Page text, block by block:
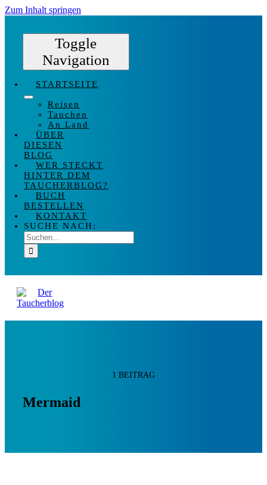
Zum Inhalt springen
Toggle
Navigation
STARTSEITE
Reisen
Tauchen
An Land
ÜBER
DIESEN
BLOG
WER STECKT
HINTER DEM
TAUCHERBLOG?
BUCH
BESTELLEN
KONTAKT
SUCHE NACH:
1 BEITRAG
Mermaid